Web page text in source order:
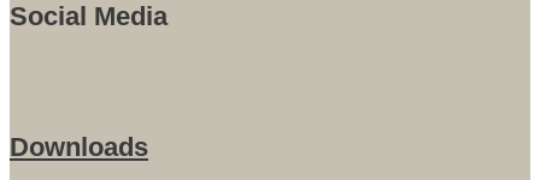
Social Media
Downloads